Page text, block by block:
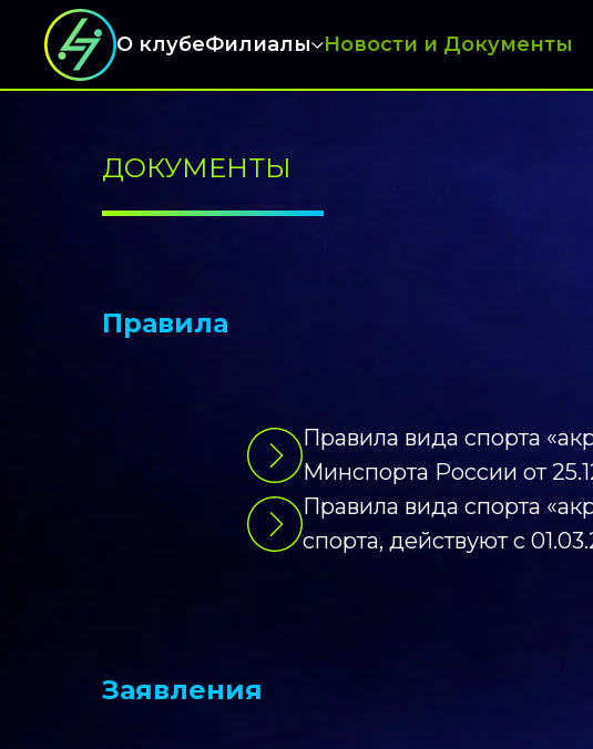
О клубеФилиалы Новости и Документы
ДОКУМЕНТЫ
Заявления
Правила
Правила вида спорта
Минспорта России от
Правила вида спорта
спорта, действуют с